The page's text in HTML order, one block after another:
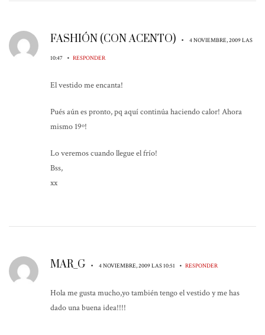
FASHIÓN (CON ACENTO) • 4 NOVIEMBRE, 2009 LAS
10:47 • RESPONDER
El vestido me encanta!
Pués aún es pronto, pq aquí continúa haciendo calor! Ahora
mismo 19º!
Lo veremos cuando llegue el frío!
Bss,
xx
MAR_G • 4 NOVIEMBRE, 2009 LAS 10:51 • RESPONDER
Hola me gusta mucho,yo también tengo el vestido y me has
dado una buena idea!!!!